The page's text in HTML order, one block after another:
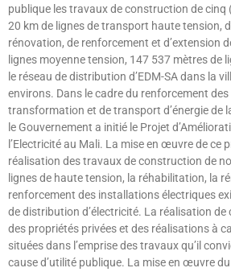
publique les travaux de construction de cinq
20 km de lignes de transport haute tension,
rénovation, de renforcement et d’extension
lignes moyenne tension, 147 537 mètres de
le réseau de distribution d’EDM-SA dans la
environs. Dans le cadre du renforcement
transformation et de transport d’énergie de
le Gouvernement a initié le Projet
l’Electricité au Mali. La mise en œuvre de ce
réalisation des travaux de construction de
lignes de haute tension, la réhabilitation, la
renforcement des installations électriques
de distribution d’électricité. La réalisation
des propriétés privées et des réalisations à
situées dans l’emprise des travaux qu’il
cause d’utilité publique. La mise en œuvre